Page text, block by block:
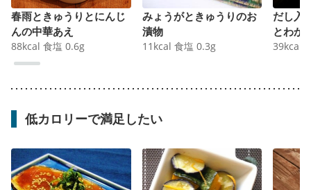
春雨ときゅうりとにんじ
んの中華あえ
88kcal 食塩 0.6g
みょうがときゅうりのお
漬物
11 kcal 食塩 0.3g
だし入
とわか
39kcal
低カロリーで満足したい